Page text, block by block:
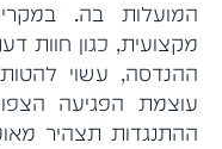
המועלות בה.
מקצועית, כגון חוות
ההנדסה, עשוי
עוצמת הפגיעה
ההתנגדות תצהיר